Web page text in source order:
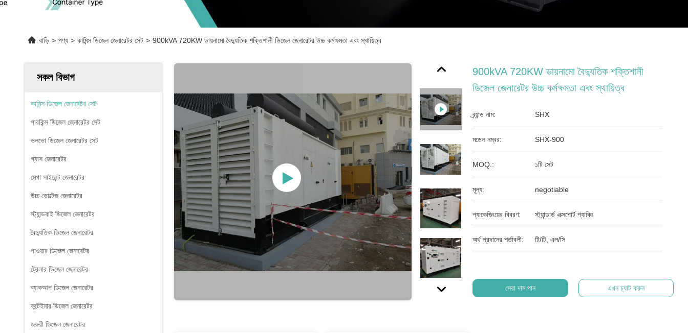
বাড়ি > পণ্য > কামিন্স ডিজেল জেনারেটর সেট > 900kVA 720KW ডায়নামো বৈদ্যুতিক শক্তিশালী ডিজেল জেনারেটর উচ্চ কর্মক্ষমতা এবং স্থায়িত্ব
সকল বিভাগ
কামিন্স ডিজেল জেনারেটর সেট
পারকিন্স ডিজেল জেনারেটর সেট
ভলভো ডিজেল জেনারেটর সেট
গ্যাস জেনারেটর
মেগা সাইলেন্ট জেনারেটর
উচ্চ ভোল্টেজ জেনারেটর
স্ট্যান্ডবাই ডিজেল জেনারেটর
বৈদ্যুতিক ডিজেল জেনারেটর
পাওয়ার ডিজেল জেনারেটর
ট্রেলার ডিজেল জেনারেটর
ব্যাকআপ ডিজেল জেনারেটর
কন্টেইনার ডিজেল জেনারেটর
জরুরী ডিজেল জেনারেটর
900kVA 720KW ডায়নামো বৈদ্যুতিক শক্তিশালী
ডিজেল জেনারেটর উচ্চ কর্মক্ষমতা এবং স্থায়িত্ব
ব্র্যান্ড নাম: SHX
মডেল নম্বর: SHX-900
MOQ.: ১টি সেট
মূল্য: negotiable
প্যাকেজিংয়ের বিবরণ: স্ট্যান্ডার্ড এক্সপোর্ট প্যাকিং
অর্থ প্রদানের শর্তাবলী: টি/টি, এল/সি
সেরা দাম পান এখন চ্যাট করুন